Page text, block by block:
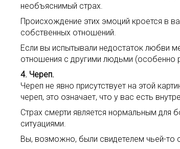
необъяснимый страх.
Происхождение этих эмоций кроется в
собственных отношений.
Если вы испытывали недостаток любви
отношения с другими людьми (особенно
4. Череп.
Череп не явно присутствует на этой
череп, это означает, что у вас есть
Страх смерти является нормальным
ситуациями.
Вы, возможно, были свидетелем чьей-то